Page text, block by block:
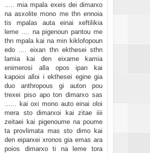
..... mia mpala exeis dei dimarxo
na asxolite mono me thn ennoia
tis mpalas auta einai xeftilikia
leme .... na pigenoun pantou me
thn mpala kai na min kiklofopoun
edo .... eixan thn ekthesei sthn
lamia kai den eixame kamia
enimerosi alla opos ipan kai
kapoioi alloi i ekthesei egine gia
duo anthropous gi auton pou
trexei piso apo ton dimarxo sas
...... kai oxi mono auto einai oloi
mera sto dimarxoi kai zitae iiii
zeitaei kai pigenoume na poume
ta provlimata mas sto dimo kai
den eiparxei xronos gia emas ara
poios dimarxo ti na leme tora